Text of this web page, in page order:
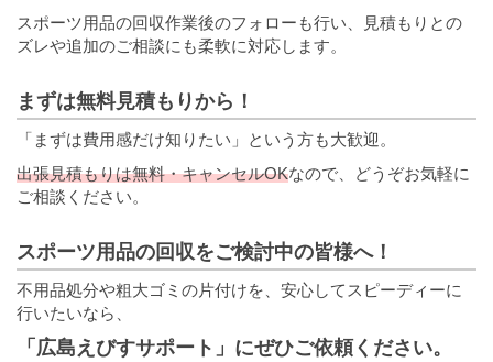
スポーツ用品の回収作業後のフォローも行い、見積もりとの
ズレや追加のご相談にも柔軟に対応します。
まずは無料見積もりから！
「まずは費用感だけ知りたい」という方も大歓迎。
出張見積もりは無料・キャンセルOKなので、どうぞお気軽に
ご相談ください。
スポーツ用品の回収をご検討中の皆様へ！
不用品処分や粗大ゴミの片付けを、安心してスピーディーに
行いたいなら、
「広島えびすサポート」にぜひご依頼ください。